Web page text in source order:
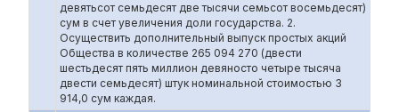
девятьсот семьдесят две тысячи семьсот восемьдесят)
сум в счет увеличения доли государства. 2.
Осуществить дополнительный выпуск простых акций
Общества в количестве 265 094 270 (двести
шестьдесят пять миллион девяносто четыре тысяча
двести семьдесят) штук номинальной стоимостью 3
914,0 сум каждая.